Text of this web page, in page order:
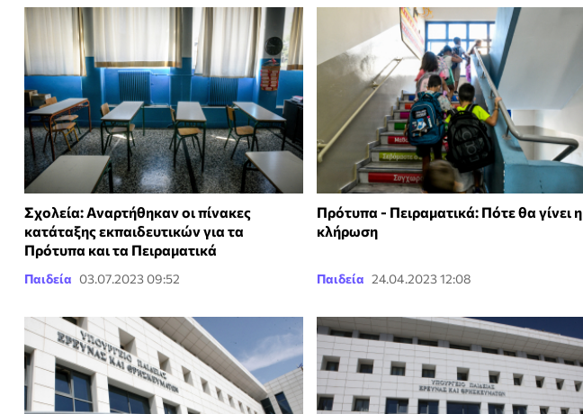
Σχολεία: Αναρτήθηκαν οι πίνακες
κατάταξης εκπαιδευτικών για τα
Πρότυπα και τα Πειραματικά
Παιδεία 03.07.2023 09:52
Πρότυπα - Πειραματικά: Πότε θα γίνει η
κλήρωση
Παιδεία 24.04.2023 12:08